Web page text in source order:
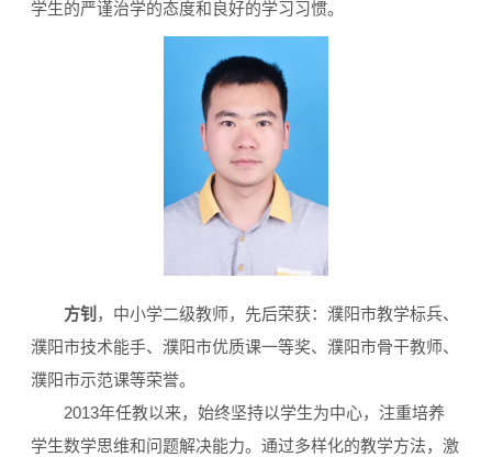
学生的严谨治学的态度和良好的学习习惯。
方钊 ，中小学二级教师，先后荣获：濮阳市教学标兵、
濮阳市技术能手、濮阳市优质课一等奖、濮阳市骨干教师、
濮阳市示范课等荣誉。
2013年任教以来，始终坚持以学生为中心，注重培养
学生数学思维和问题解决能力。通过多样化的教学方法，激